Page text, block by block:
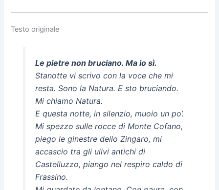
Testo originale
Le pietre non bruciano. Ma io sì.
Stanotte vi scrivo con la voce che mi
resta. Sono la Natura. E sto bruciando.
Mi chiamo Natura.
E questa notte, in silenzio, muoio un po’.
Mi spezzo sulle rocce di Monte Cofano,
piego le ginestre dello Zingaro, mi
accascio tra gli ulivi antichi di
Castelluzzo, piango nel respiro caldo di
Frassino.